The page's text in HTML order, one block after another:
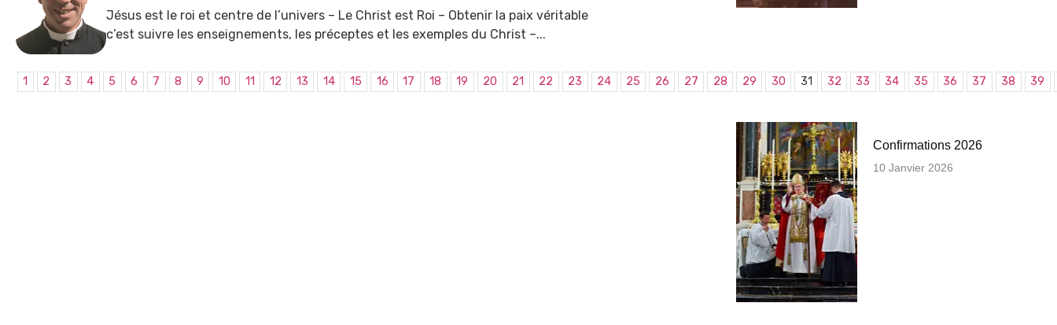
Jésus est le roi et centre de l’univers – Le Christ est Roi – Obtenir la paix véritable
c’est suivre les enseignements, les préceptes et les exemples du Christ –...
1 2 3 4 5 6 7 8 9 10 11 12 13 14 15 16 17 18 19 20 21 22 23 24 25 26 27 28 29 30 31 32 33 34 35 36 37 38 39
Confirmations 2026
10 Janvier 2026